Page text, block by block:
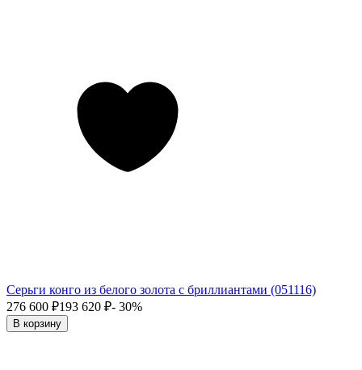
Серьги конго из белого золота с бриллиантами (051116)
276 600 ₽193 620 ₽- 30%
В корзину